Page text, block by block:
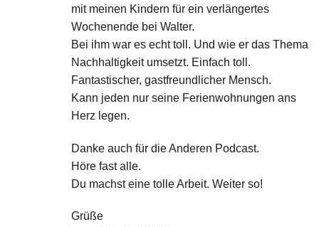
mit meinen Kindern für ein verlängertes
Wochenende bei Walter.
Bei ihm war es echt toll. Und wie er das Thema
Nachhaltigkeit umsetzt. Einfach toll.
Fantastischer, gastfreundlicher Mensch.
Kann jeden nur seine Ferienwohnungen ans
Herz legen.
Danke auch für die Anderen Podcast.
Höre fast alle.
Du machst eine tolle Arbeit. Weiter so!
Grüße